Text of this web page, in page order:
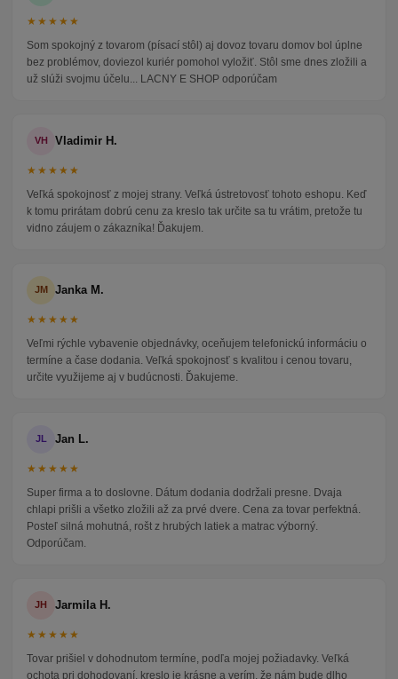
★★★★★
Som spokojný z tovarom (písací stôl) aj dovoz tovaru domov bol úplne
bez problémov, doviezol kuriér pomohol vyložiť. Stôl sme dnes zložili a
už slúži svojmu účelu... LACNY E SHOP odporúčam
VH Vladimir H.
★★★★★
Veľká spokojnosť z mojej strany. Veľká ústretovosť tohoto eshopu. Keď
k tomu prirátam dobrú cenu za kreslo tak určite sa tu vrátim, pretože tu
vidno záujem o zákazníka! Ďakujem.
JM Janka M.
★★★★★
Veľmi rýchle vybavenie objednávky, oceňujem telefonickú informáciu o
termíne a čase dodania. Veľká spokojnosť s kvalitou i cenou tovaru,
určite využijeme aj v budúcnosti. Ďakujeme.
JL Jan L.
★★★★★
Super firma a to doslovne. Dátum dodania dodržali presne. Dvaja
chlapi prišli a všetko zložili až za prvé dvere. Cena za tovar perfektná.
Posteľ silná mohutná, rošt z hrubých latiek a matrac výborný.
Odporúčam.
JH Jarmila H.
★★★★★
Tovar prišiel v dohodnutom termíne, podľa mojej požiadavky. Veľká
ochota pri dohodovaní, kreslo je krásne a verím, že nám bude dlho